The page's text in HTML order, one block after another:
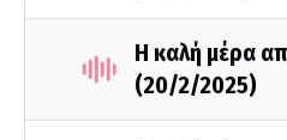
Η καλή μέρα
(20/2/2025)